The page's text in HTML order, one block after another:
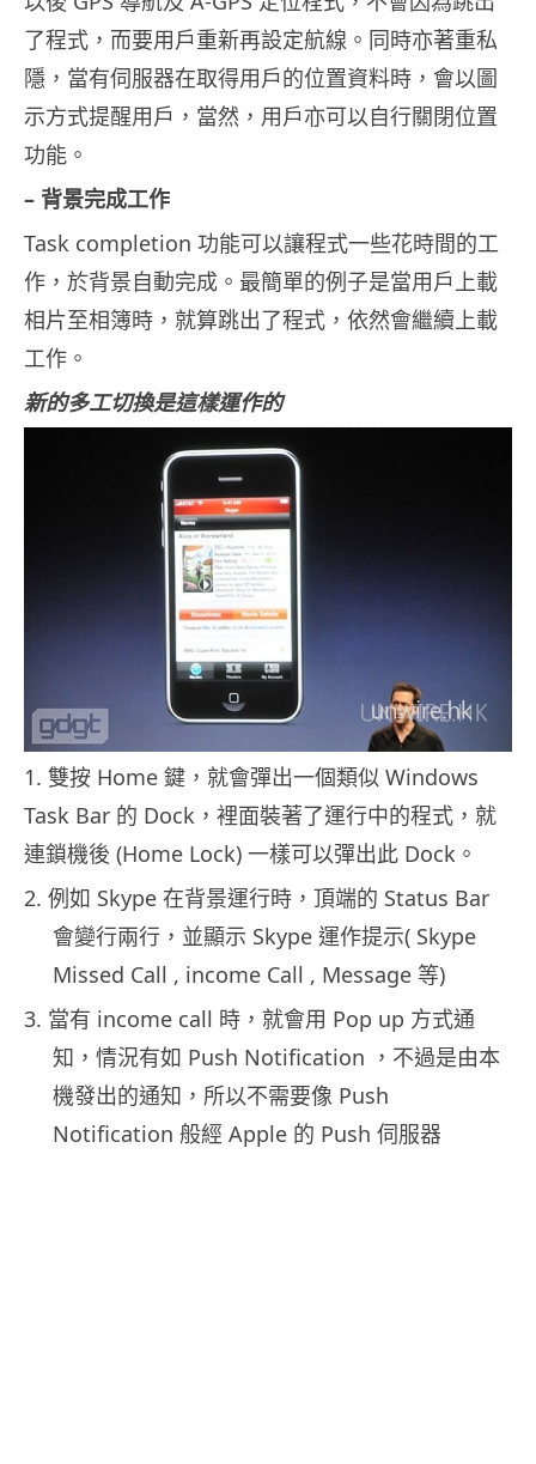
了程式，而要用戶重新再設定航線。同時亦著重私
隱，當有伺服器在取得用戶的位置資料時，會以圖
示方式提醒用戶，當然，用戶亦可以自行關閉位置
功能。
– 背景完成工作
Task completion 功能可以讓程式一些花時間的工
作，於背景自動完成。最簡單的例子是當用戶上載
相片至相簿時，就算跳出了程式，依然會繼續上載
工作。
新的多工切換是這樣運作的
1. 雙按 Home 鍵，就會彈出一個類似 Windows
Task Bar 的 Dock ，裡面裝著了運行中的程式，就
連鎖機後 (Home Lock) 一樣可以彈出此 Dock 。
2. 例如 Skype 在背景運行時，頂端的 Status Bar
會變行兩行，並顯示 Skype 運作提示( Skype
Missed Call , income Call , Message 等)
3. 當有 income call 時，就會用 Pop up 方式通
知，情況有如 Push Notification ，不過是由本
機發出的通知，所以不需要像 Push
Notification 般經 Apple 的 Push 伺服器